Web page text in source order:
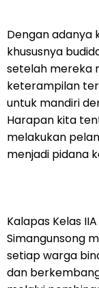
Dengan adanya
khususnya
setelah mereka
keterampilan
untuk mandiri
Harapan kita
melakukan
menjadi pidana
Kalapas Kelas
Simangunsong
setiap warga
dan